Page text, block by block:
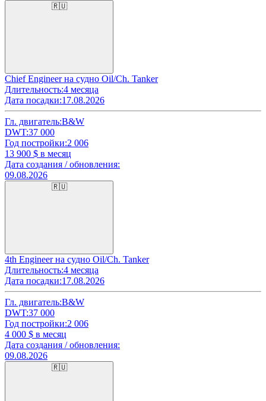
🇷🇺
Chief Engineer на судно Oil/Ch. Tanker
Длительность:4 месяца
Дата посадки:17.08.2026
Гл. двигатель:B&W
DWT:37 000
Год постройки:2 006
13 900 $ в месяц
Дата создания / обновления:
09.08.2026
🇷🇺
4th Engineer на судно Oil/Ch. Tanker
Длительность:4 месяца
Дата посадки:17.08.2026
Гл. двигатель:B&W
DWT:37 000
Год постройки:2 006
4 000 $ в месяц
Дата создания / обновления:
09.08.2026
🇷🇺